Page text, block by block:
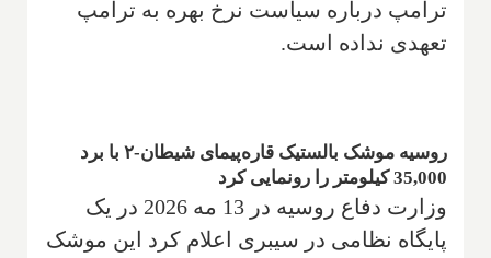
ترامپ درباره سیاست نرخ بهره به ترامپ
تعهدی نداده است.
روسیه موشک بالستیک قاره‌پیمای شیطان-۲ با برد
35,000 کیلومتر را رونمایی کرد
وزارت دفاع روسیه در 13 مه 2026 در یک
پایگاه نظامی در سیبری اعلام کرد این موشک